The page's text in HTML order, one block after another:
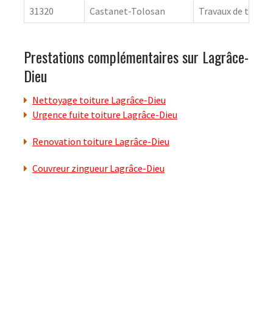
31320
Castanet-Tolosan Travaux de
Prestations complémentaires sur Lagrâce-
Dieu
Nettoyage toiture Lagrâce-Dieu
Urgence fuite toiture Lagrâce-Dieu
Renovation toiture Lagrâce-Dieu
Couvreur zingueur Lagrâce-Dieu